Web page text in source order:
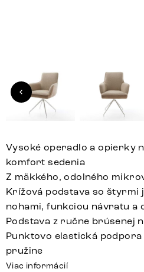
Vysoké operadlo a opierky
komfort sedenia
Z mäkkého, odolného
Krížová podstava so štyrmi
nohami, funkciou návratu a
Podstava z ručne brúsenej
Punktovo elastická
pružine
Viac informácií